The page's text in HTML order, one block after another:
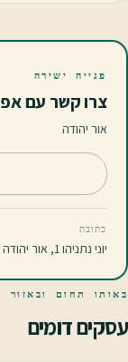
פנייה ישירה
צרו קשר עם
אור יהודה
כתובת
יוני נתניהו 1, אור יהודה
באותו תחום ובאזור
עסקים דומים